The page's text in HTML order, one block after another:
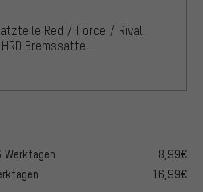
Red / Force / Rival
HRD Bremssattel
Werktagen
8,99€
16,99€